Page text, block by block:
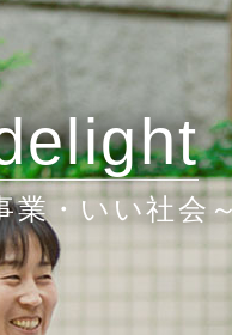
業・いい社会